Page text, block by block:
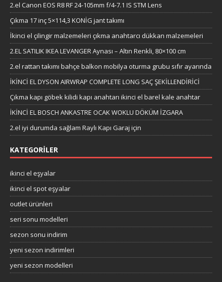
2.el Canon EOS R8 RF 24-105mm f/4-7.1 IS STM Lens
Çıkma 17 inç 5×114,3 KONİG jant takımı
İkinci el çilingir malzemeleri çıkma anahtarcı dükkan malzemeleri
2.EL SATILIK IKEA LEVANGER Aynası – Altın Renkli, 80×100 cm
2.el rattan takımı bahçe balkon mobilya oturma grubu sıfır ayarında
İKİNCİ EL DYSON AIRWRAP COMPLETE LONG SAÇ ŞEKİLLENDİRİCİ
Çıkma kapı göbek kilidi kapı anahtarı ikinci el barel kale anahtar
İKİNCİ EL BOSCH ANKASTRE OCAK WOKLU DÖKÜM İZGARA
2.el iyi durumda sağlam Raylı Kapı Garaj için
KATEGORILER
ikinci el eşyalar
ikinci el spot eşyalar
outlet ürünleri
seri sonu modelleri
sezon sonu indirim
yeni sezon indirimleri
yeni sezon modelleri